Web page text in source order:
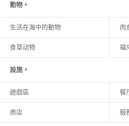
動物。
生活在海中的動物 肉
食草动物 福
設施。
遊戲區 餐
商店 服